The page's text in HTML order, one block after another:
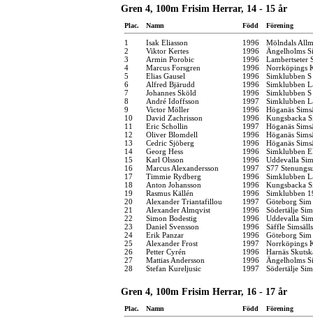
Gren 4, 100m Frisim Herrar, 14 - 15 år
Plac. Namn Född Förening
1 Isak Eliasson 1996
Mölndals
2
Viktor Kertes 1996
Ängelholms
3
Armin Porobic 1996
Lambertseter
4
Marcus Forsgren 1996
Norrköpings
5
Elias Gausel 1996
Simklubben
6
Alfred Bjärudd 1996
Simklubben
7
Johannes Sköld 1996
Simklubben
8
André Idoffsson 1997
Simklubben
9
Victor Möller 1996
Höganäs
10
David Zachrisson 1996
Kungsbacka
11
Eric Schollin 1997
Höganäs
12
Oliver Blomdell 1996
Höganäs
13
Cedric Sjöberg 1996
Höganäs
14
Georg Hess 1996
Simklubben
15
Karl Olsson 1996
Uddevalla Sim
16
Marcus Alexandersson 1997
S77
17
Timmie Rydberg 1996
Simklubben
18
Anton Johansson 1996
Kungsbacka
19
Rasmus Källén 1996
Simklubben
20
Alexander Triantafillou 1997
Göteborg Sim
21
Alexander Almqvist 1996
Södertälje
22
Simon Bodestig 1996
Uddevalla Sim
23
Daniel Svensson 1996
Säffle
24
Erik Panzar 1996
Göteborg Sim
25
Alexander Frost 1997
Norrköpings
26
Petter Cyrén 1996
Harnäs
27
Mattias Andersson 1996
Ängelholms
28
Stefan Kureljusic 1997 Södertälje
Gren 4, 100m Frisim Herrar, 16 - 17 år
Plac. Namn Född Förening